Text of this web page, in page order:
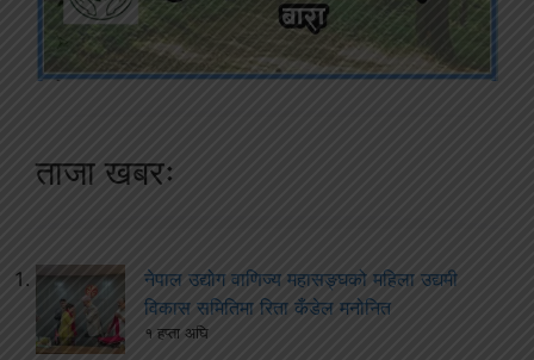
ताजा खबरः
नेपाल उद्योग वाणिज्य महासङ्घको महिला उद्यमी
विकास समितिमा रिता कँडेल मनोनित
१ हप्ता अघि